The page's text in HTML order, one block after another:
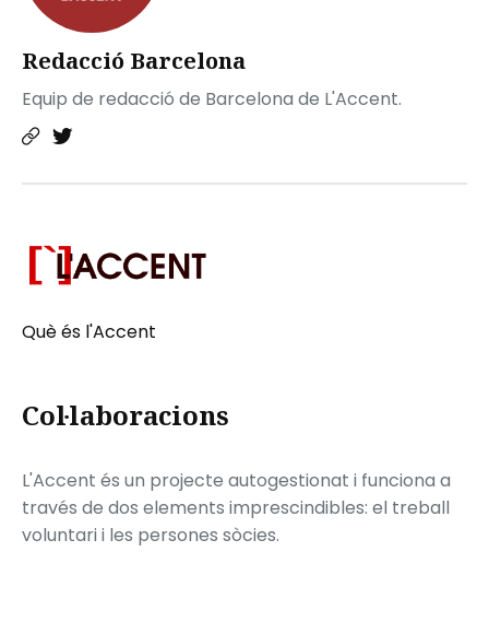
Redacció Barcelona
Equip de redacció de Barcelona de L'Accent.
Què és l'Accent
Col·laboracions
L'Accent és un projecte autogestionat i funciona a
través de dos elements imprescindibles: el treball
voluntari i les persones sòcies.